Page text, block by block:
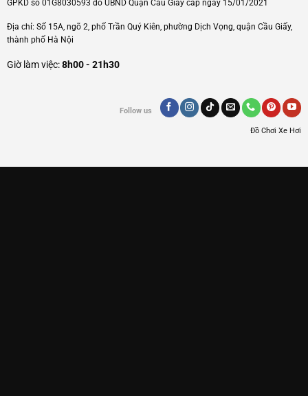
GPKD số 01G8030593 do UBND Quận Cầu Giấy cấp ngày 15/01/2021
Địa chỉ: Số 15A, ngõ 2, phố Trần Quý Kiên, phường Dịch Vọng, quận Cầu Giấy,
thành phố Hà Nội
Giờ làm việc:8h00 - 21h30
Follow us
Đồ Chơi Xe Hơi